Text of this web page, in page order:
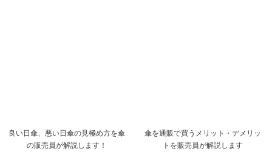
良い日傘、悪い日傘の見極め方を傘
の販売員が解説します！
傘を通販で買うメリット・デメリッ
トを販売員が解説します